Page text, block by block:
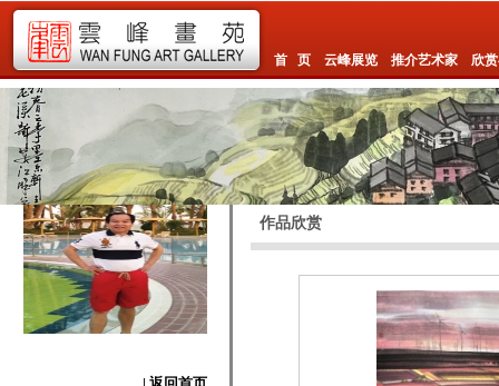
首 页 云峰展览 推介艺术家 欣
作品欣赏